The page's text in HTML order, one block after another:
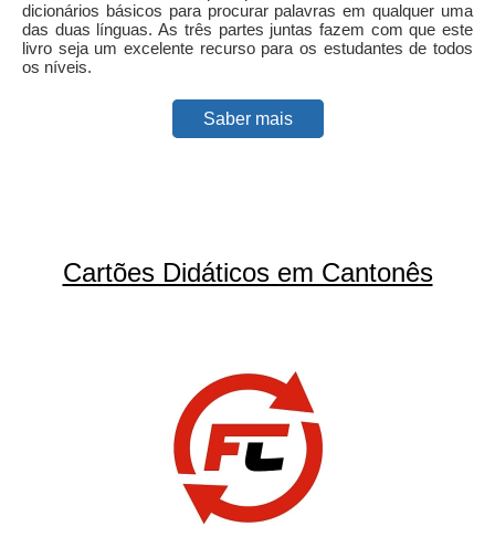
dicionários básicos para procurar palavras em qualquer uma
das duas línguas. As três partes juntas fazem com que este
livro seja um excelente recurso para os estudantes de todos
os níveis.
Saber mais
Cartões Didáticos em Cantonês